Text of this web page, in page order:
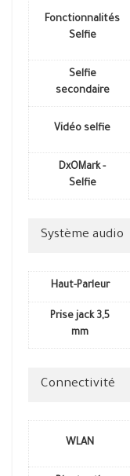
Fonctionnalités
Selfie
Selfie
secondaire
Vidéo selfie
DxOMark -
Selfie
Système audio
Haut-Parleur
Prise jack 3,5
mm
Connectivité
WLAN